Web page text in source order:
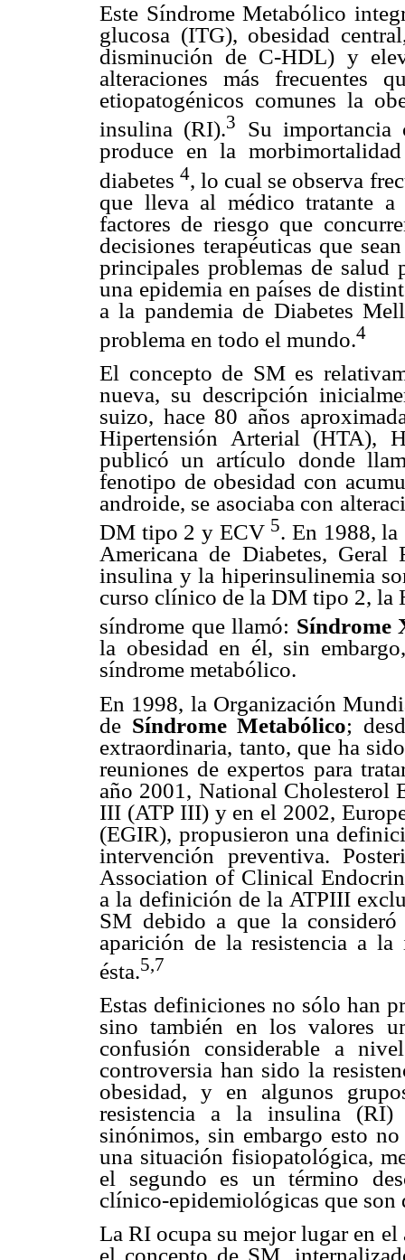
Este Síndrome Metabólico
glucosa (ITG), obesidad
disminución de C-HDL) y
alteraciones más frecuentes
etiopatogénicos comunes la
insulina (RI).3
Su
produce en la
diabetes4, lo cual se observa
que lleva al médico tratante
factores de riesgo que
decisiones terapéuticas que
principales problemas de salud
una epidemia en países de
a la pandemia de Diabetes
problema en todo el mundo.4
El concepto de SM es
nueva, su descripción
suizo, hace 80 años
Hipertensión Arterial (HTA),
publicó un artículo donde
fenotipo de obesidad con
androide, se asociaba con
DM tipo 2 y ECV 5. En 1988,
Americana de Diabetes,
insulina y la hiperinsulinemia
curso clínico de la DM tipo 2, la
síndrome que llamó: Síndrome
la obesidad en él, sin
síndrome metabólico.
En 1998, la Organización
de Síndrome Metabólico;
extraordinaria, tanto, que ha
reuniones de expertos para
año 2001, National Cholesterol
III (ATP III) y en el 2002,
(EGIR), propusieron una
intervención preventiva.
Association of Clinical
a la definición de la ATPIII
SM debido a que la
aparición de la resistencia a la
ésta.5,7
Estas definiciones no sólo han
sino también en los valores
confusión considerable a
controversia han sido la
obesidad, y en algunos
resistencia a la insulina
sinónimos, sin embargo esto
una situación fisiopatológica,
el segundo es un término
clínico-epidemiológicas que son
La RI ocupa su mejor lugar en